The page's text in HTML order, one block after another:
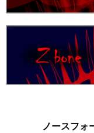
ノースフォ